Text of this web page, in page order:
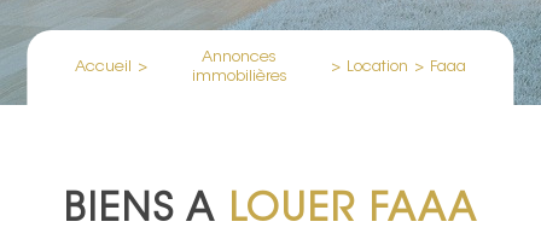
Accueil >
Annonces
immobilières
> Location > Faaa
BIENS A LOUER FAAA